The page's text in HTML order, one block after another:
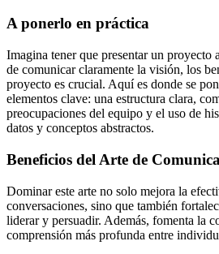
A ponerlo en práctica
Imagina tener que presentar un proyecto
de comunicar claramente la visión, los
proyecto es crucial. Aquí es donde se
elementos clave: una estructura clara,
preocupaciones del equipo y el uso de
datos y conceptos abstractos.
Beneficios del Arte de
Dominar este arte no solo mejora la
conversaciones, sino que también
liderar y persuadir. Además, fomenta la
comprensión más profunda entre